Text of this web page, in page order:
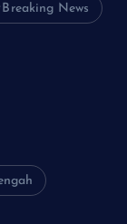
Breaking News